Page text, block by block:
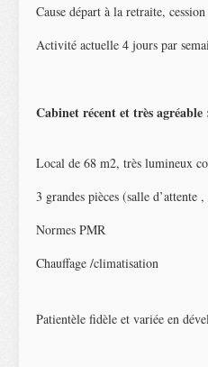
Cause départ à la retraite,
Activité actuelle 4 jours par
Cabinet récent et très agréable
Local de 68 m2, très lumineux
3 grandes pièces (salle d’attente
Normes PMR
Chauffage /climatisation
Patientèle fidèle et variée en